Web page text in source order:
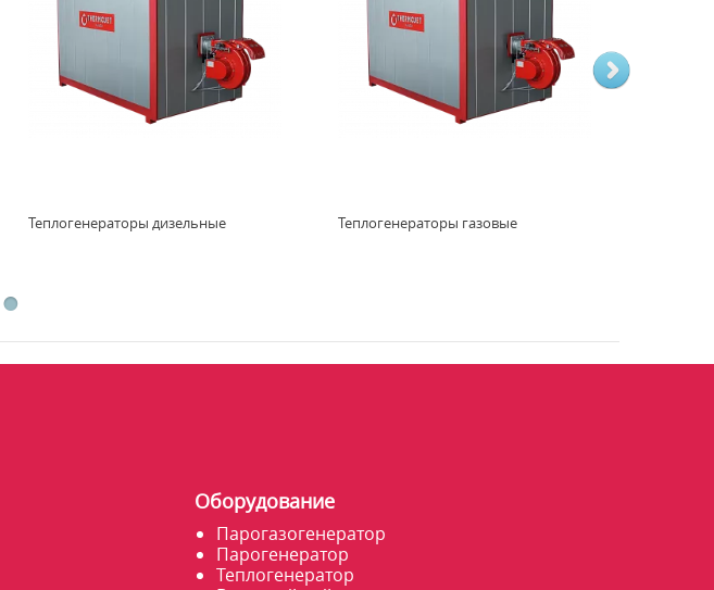
Теплогенераторы дизельные Теплогенераторы газовые
Оборудование
Парогазогенератор
Парогенератор
Теплогенератор